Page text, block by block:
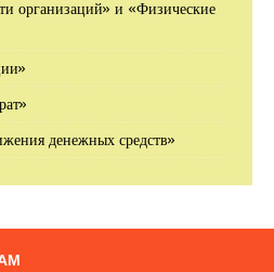
организаций» и «Физические
денежных средств»